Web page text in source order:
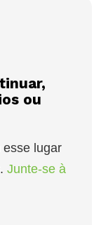
ou
esse lugar
Junte-se à